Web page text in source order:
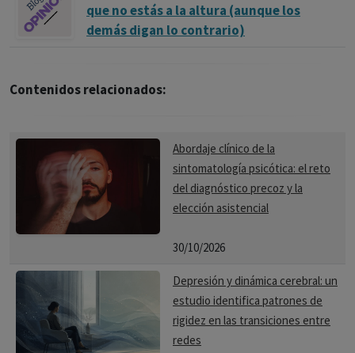
que no estás a la altura (aunque los
demás digan lo contrario)
Contenidos relacionados:
Abordaje clínico de la
sintomatología psicótica: el reto
del diagnóstico precoz y la
elección asistencial
30/10/2026
Depresión y dinámica cerebral: un
estudio identifica patrones de
rigidez en las transiciones entre
redes